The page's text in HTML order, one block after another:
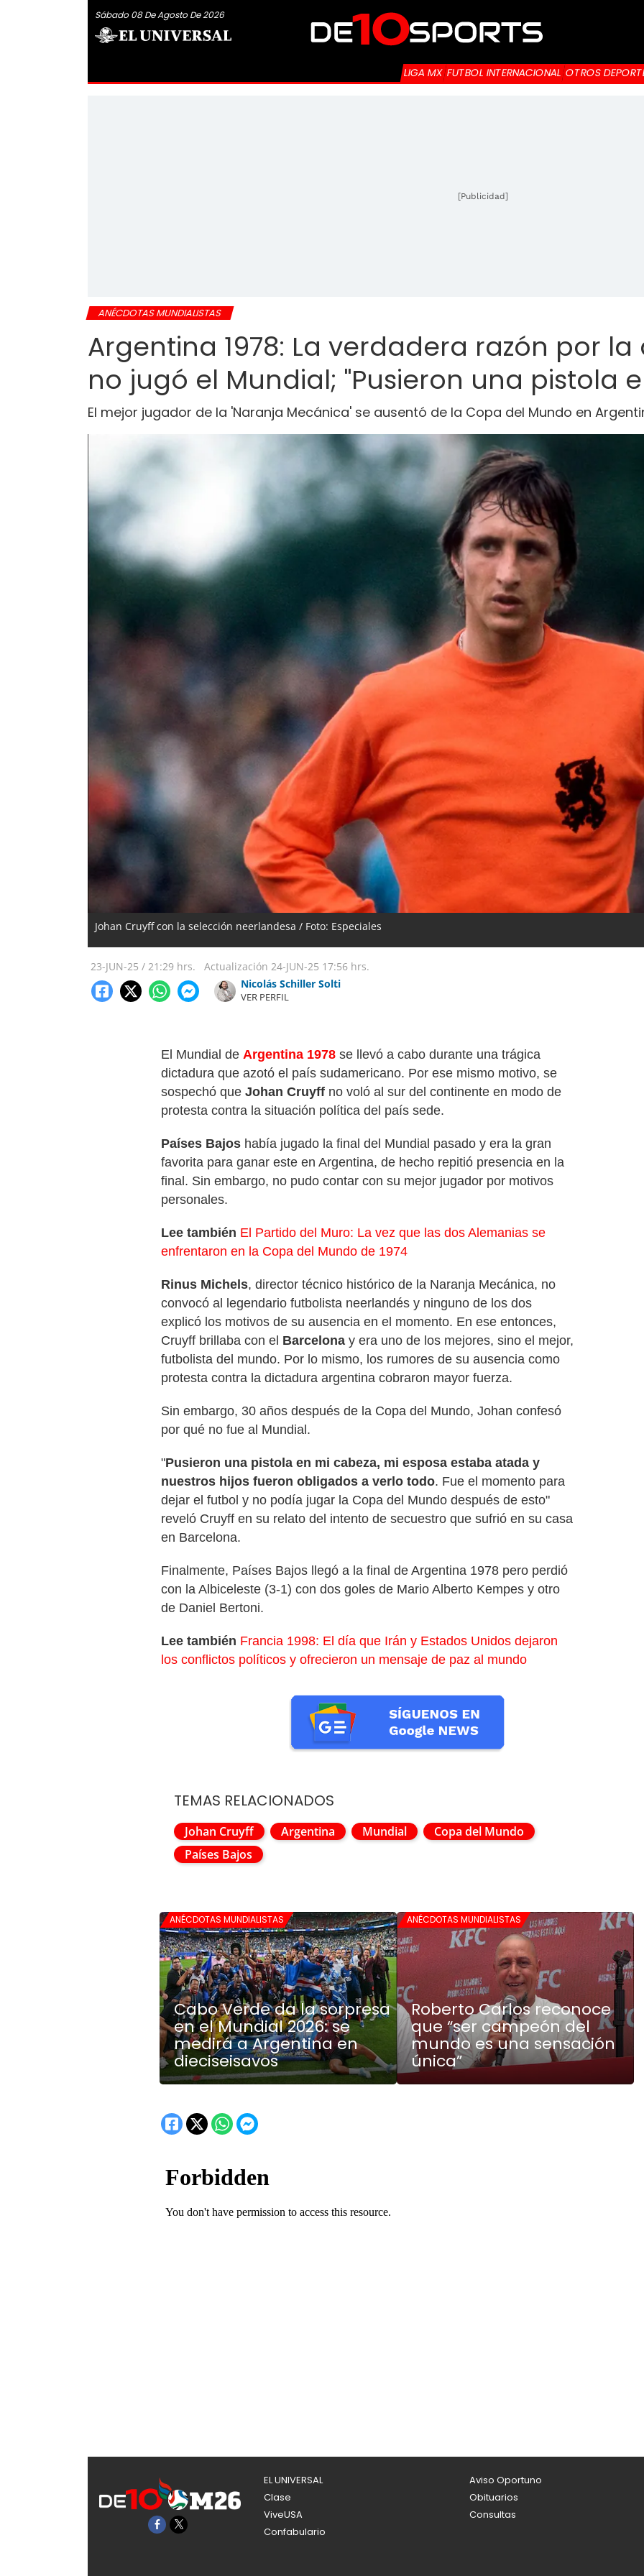
Sábado 08 De Agosto De 2026
LIGA MX FUTBOL INTERNACIONAL OTROS
[Publicidad]
ANÉCDOTAS MUNDIALISTAS
Argentina 1978: La verdadera razón por
no jugó el Mundial; "Pusieron una pistola
El mejor jugador de la 'Naranja Mecánica' se ausentó de la Copa del Mundo en
Johan Cruyff con la selección neerlandesa / Foto: Especiales
23-JUN-25 / 21:29 hrs. Actualización 24-JUN-25 17:56 hrs.
Nicolás Schiller Solti
VER PERFIL
El Mundial de Argentina 1978 se llevó a cabo durante una trágica
dictadura que azotó el país sudamericano. Por ese mismo motivo, se
sospechó que Johan Cruyff no voló al sur del continente en modo de
protesta contra la situación política del país sede.
Países Bajos había jugado la final del Mundial pasado y era la gran
favorita para ganar este en Argentina, de hecho repitió presencia en la
final. Sin embargo, no pudo contar con su mejor jugador por motivos
personales.
Lee también El Partido del Muro: La vez que las dos Alemanias se
enfrentaron en la Copa del Mundo de 1974
Rinus Michels, director técnico histórico de la Naranja Mecánica, no
convocó al legendario futbolista neerlandés y ninguno de los dos
explicó los motivos de su ausencia en el momento. En ese entonces,
Cruyff brillaba con el Barcelona y era uno de los mejores, sino el mejor,
futbolista del mundo. Por lo mismo, los rumores de su ausencia como
protesta contra la dictadura argentina cobraron mayor fuerza.
Sin embargo, 30 años después de la Copa del Mundo, Johan confesó
por qué no fue al Mundial.
"Pusieron una pistola en mi cabeza, mi esposa estaba atada y
nuestros hijos fueron obligados a verlo todo. Fue el momento para
dejar el futbol y no podía jugar la Copa del Mundo después de esto"
reveló Cruyff en su relato del intento de secuestro que sufrió en su casa
en Barcelona.
Finalmente, Países Bajos llegó a la final de Argentina 1978 pero perdió
con la Albiceleste (3-1) con dos goles de Mario Alberto Kempes y otro
de Daniel Bertoni.
Lee también Francia 1998: El día que Irán y Estados Unidos dejaron
los conflictos políticos y ofrecieron un mensaje de paz al mundo
TEMAS RELACIONADOS
Johan Cruyff Argentina Mundial
Copa del Mundo
Países Bajos
ANÉCDOTAS MUNDIALISTAS
Cabo Verde da la sorpresa
en el Mundial 2026: se
medirá a Argentina en
dieciseisavos
ANÉCDOTAS MUNDIALISTAS
Roberto Carlos reconoce
que “ser campeón del
mundo es una sensación
única”
EL UNIVERSAL
Clase
ViveUSA
Confabulario
Aviso Oportuno
Obituarios
Consultas